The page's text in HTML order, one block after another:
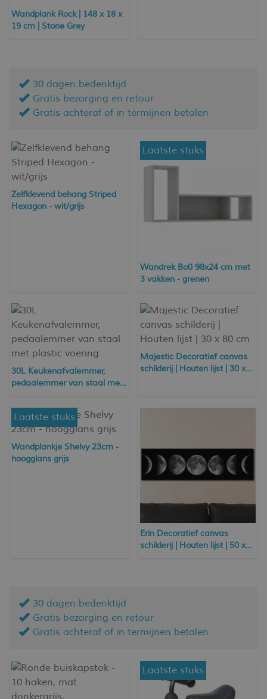
Wandplank Rock | 148 x 18 x
19 cm | Stone Grey
30 dagen bedenktijd
Gratis bezorging en retour
Gratis achteraf of in termijnen betalen
Zelfklevend behang Striped
Hexagon - wit/grijs
Laatste stuks
Wandrek Bo0 98x24 cm met
3 vakken - grenen
30L Keukenafvalemmer,
pedaalemmer van staal met
Majestic Decoratief canvas
schilderij | Houten lijst | 30 x
Laatste stuks
Wandplankje Shelvy 23cm -
hoogglans grijs
Erin Decoratief canvas
schilderij | Houten lijst | 50 x
30 dagen bedenktijd
Gratis bezorging en retour
Gratis achteraf of in termijnen betalen
Laatste stuks